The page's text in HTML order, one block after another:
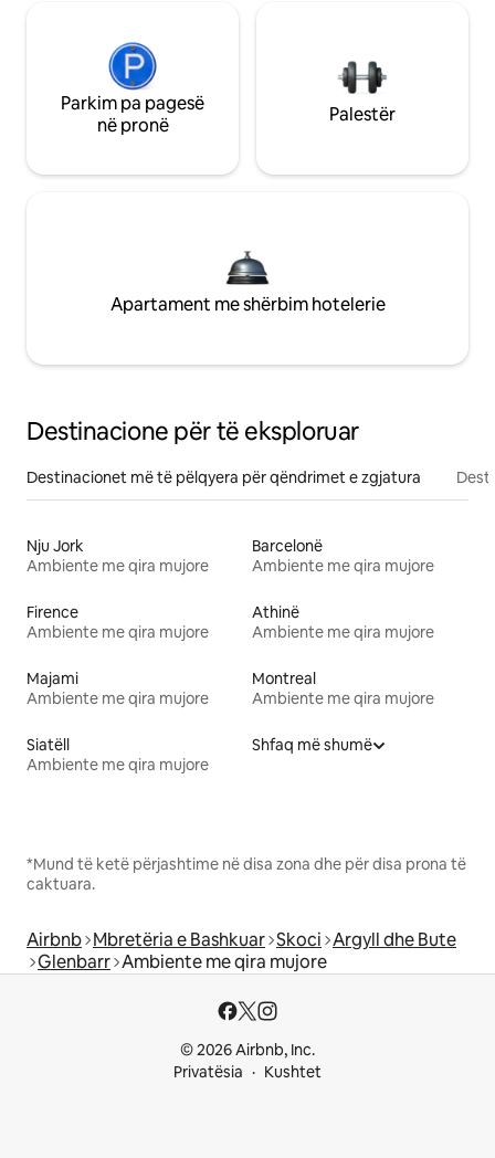
Parkim pa pagesë
në pronë
Palestër
Apartament me shërbim hotelerie
Destinacione për të eksploruar
Destinacionet më të pëlqyera për qëndrimet e zgjatura
Nju Jork
Ambiente me qira mujore
Barcelonë
Ambiente me qira mujore
Firence
Ambiente me qira mujore
Athinë
Ambiente me qira mujore
Majami
Ambiente me qira mujore
Montreal
Ambiente me qira mujore
Siatëll
Ambiente me qira mujore
Shfaq më shumë
*Mund të ketë përjashtime në disa zona dhe për disa prona të
caktuara.
Airbnb Mbretëria e Bashkuar Skoci Argyll dhe Bute
Glenbarr Ambiente me qira mujore
© 2026 Airbnb, Inc.
Privatësia
Kushtet